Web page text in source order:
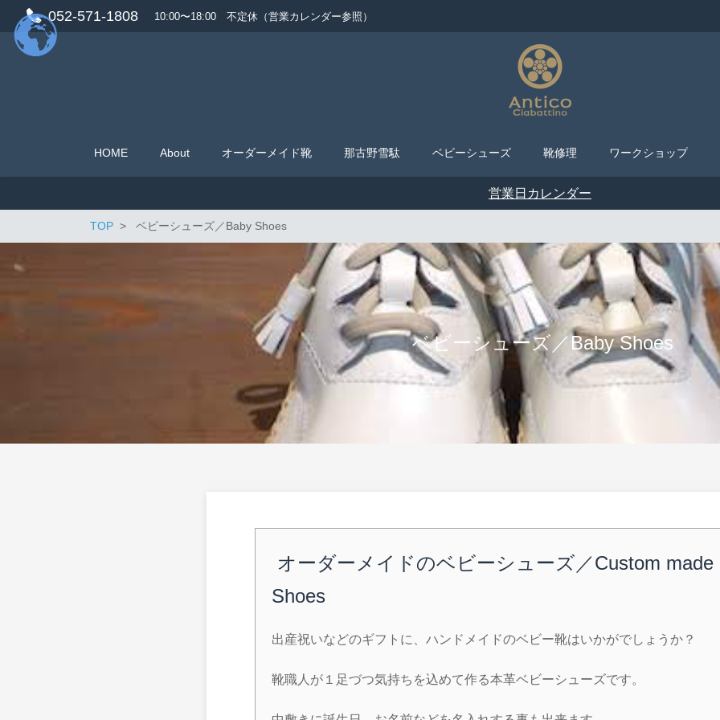
052-571-1808 10:00〜18:00 不定休（営業カレンダー参照）
HOME About オーダーメイド靴 那古野雪駄 ベビーシューズ 靴修理 ワークショップ
営業日カレンダー
TOP ベビーシューズ／Baby Shoes
ベビーシューズ／Baby Shoes
オーダーメイドのベビーシューズ／Custom made
Shoes
出産祝いなどのギフトに、ハンドメイドのベビー靴はいかがでしょうか？
靴職人が１足づつ気持ちを込めて作る本革ベビーシューズです。